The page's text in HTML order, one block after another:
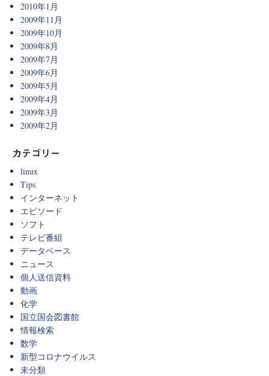
2010年1月
2009年11月
2009年10月
2009年8月
2009年7月
2009年6月
2009年5月
2009年4月
2009年3月
2009年2月
カテゴリー
linux
Tips
インターネット
エピソード
ソフト
テレビ番組
データベース
ニュース
個人送信資料
動画
化学
国立国会図書館
情報検索
数学
新型コロナウイルス
未分類